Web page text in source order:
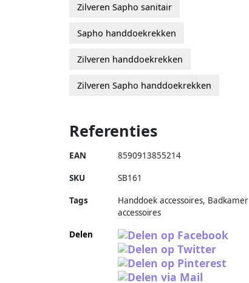
Zilveren Sapho sanitair
Sapho handdoekrekken
Zilveren handdoekrekken
Zilveren Sapho handdoekrekken
Referenties
EAN 8590913855214
SKU SB161
Tags
Handdoek accessoires, Badkamer
accessoires
Delen